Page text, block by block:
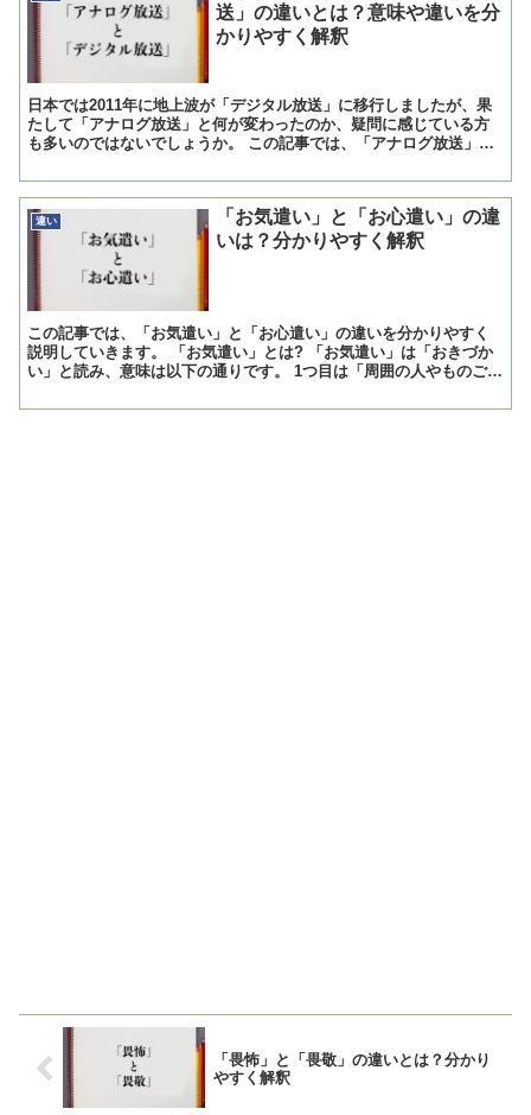
送」の違いとは？意味や違いを分
かりやすく解釈
日本では2011年に地上波が「デジタル放送」に移行しましたが、果
たして「アナログ放送」と何が変わったのか、疑問に感じている方
も多いのではないでしょうか。 この記事では、「アナログ放送」と
違い
「お気遣い」と「お心遣い」の違
いは？分かりやすく解釈
この記事では、「お気遣い」と「お心遣い」の違いを分かりやすく
説明していきます。 「お気遣い」とは? 「お気遣い」は「おきづか
い」と読み、意味は以下の通りです。 1つ目は「周囲の人やものごと
「畏怖」と「畏敬」の違いとは？分かり
やすく解釈